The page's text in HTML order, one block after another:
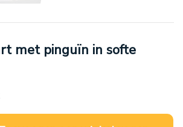
met pinguïn in softe
pinguïn in softe kleuren aantal